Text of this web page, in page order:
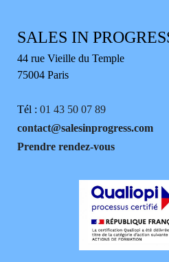
SALES IN
44 rue Vieille du Temple
75004 Paris
Tél : 01 43 50 07 89
contact@salesinprogress.com
Prendre rendez-vous